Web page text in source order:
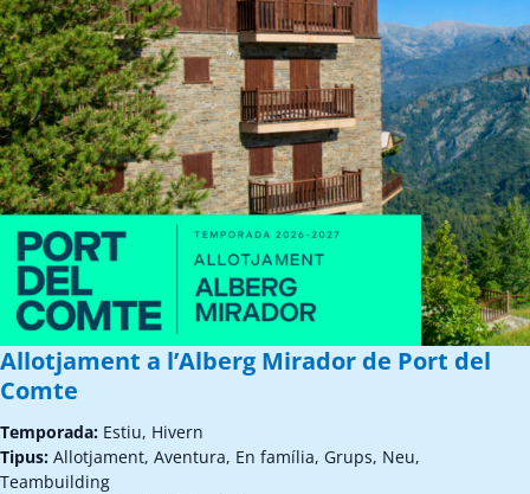
Allotjament a l’Alberg Mirador de Port del
Comte
Temporada: Estiu, Hivern
Tipus: Allotjament, Aventura, En família, Grups, Neu,
Teambuilding